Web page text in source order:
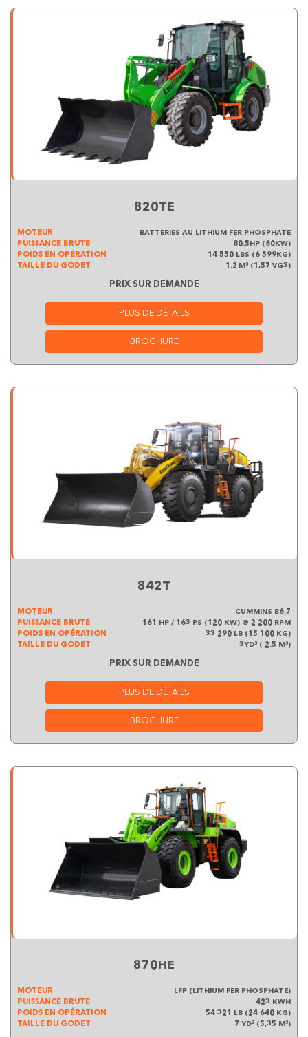
820TE
MOTEUR
BATTERIES AU LITHIUM FER PHOSPHATE
PUISSANCE BRUTE
80.5HP (60KW)
POIDS EN OPÉRATION
14 550 LBS (6 599KG)
TAILLE DU GODET
1.2 M³ (1,57 VG3)
PRIX SUR DEMANDE
PLUS DE DÉTAILS
BROCHURE
842T
MOTEUR
CUMMINS B6.7
PUISSANCE BRUTE
161 HP / 163 PS (120 KW) @ 2 200 RPM
POIDS EN OPÉRATION
33 290 LB (15 100 KG)
TAILLE DU GODET
3YD³ ( 2.5 M³)
PRIX SUR DEMANDE
PLUS DE DÉTAILS
BROCHURE
870HE
MOTEUR
LFP (LITHIUM FER PHOSPHATE)
PUISSANCE BRUTE
423 KWH
POIDS EN OPÉRATION
54 321 LB (24 640 KG)
TAILLE DU GODET
7 YD³ (5,35 M³)